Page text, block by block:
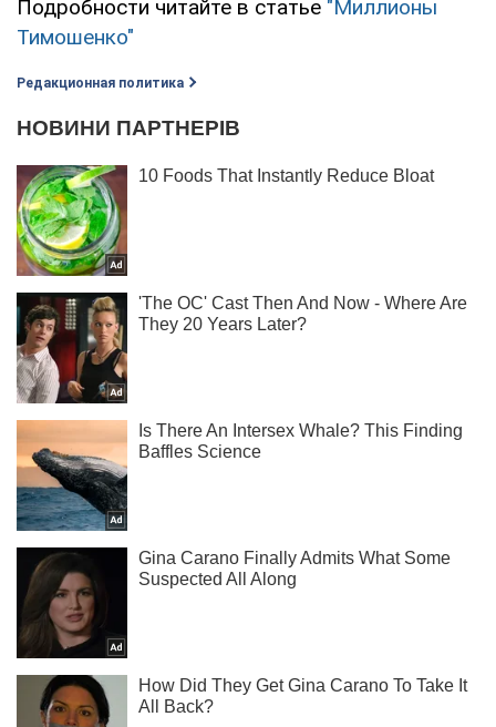
Подробности читайте в статье "Миллионы
Тимошенко"
Редакционная политика